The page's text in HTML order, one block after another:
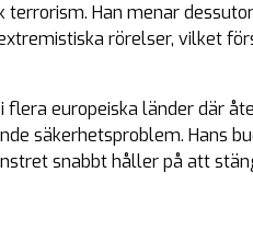
Han menar
rörelser, vilket
flera europeiska länder där
säkerhetsproblem. Hans
snabbt håller på att